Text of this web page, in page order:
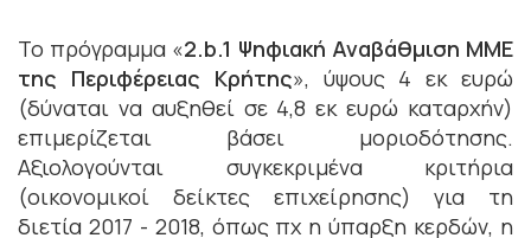
Το πρόγραμμα «2.b.1 Ψηφιακή Αναβάθμιση ΜΜΕ
της Περιφέρειας Κρήτης», ύψους 4 εκ ευρώ
(δύναται να αυξηθεί σε 4,8 εκ ευρώ καταρχήν)
επιμερίζεται βάσει μοριοδότησης.
Αξιολογούνται συγκεκριμένα κριτήρια
(οικονομικοί δείκτες επιχείρησης) για τη
διετία 2017 - 2018, όπως πχ η ύπαρξη κερδών, η